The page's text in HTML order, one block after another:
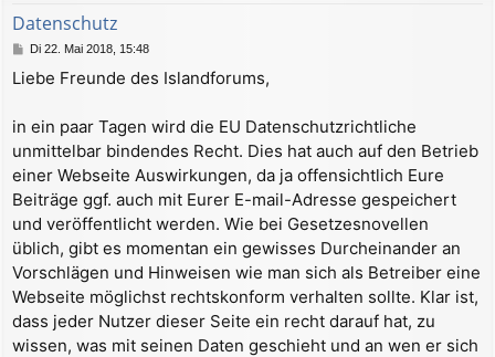
Datenschutz
B
i
a
g
Di 22. Mai 2018, 15:48
Liebe Freunde des Islandforums,
in ein paar Tagen wird die EU Datenschutzrichtliche
unmittelbar bindendes Recht. Dies hat auch auf den Betrieb
einer Webseite Auswirkungen, da ja offensichtlich Eure
Beiträge ggf. auch mit Eurer E-mail-Adresse gespeichert
und veröffentlicht werden. Wie bei Gesetzesnovellen
üblich, gibt es momentan ein gewisses Durcheinander an
Vorschlägen und Hinweisen wie man sich als Betreiber eine
Webseite möglichst rechtskonform verhalten sollte. Klar ist,
dass jeder Nutzer dieser Seite ein recht darauf hat, zu
wissen, was mit seinen Daten geschieht und an wen er sich